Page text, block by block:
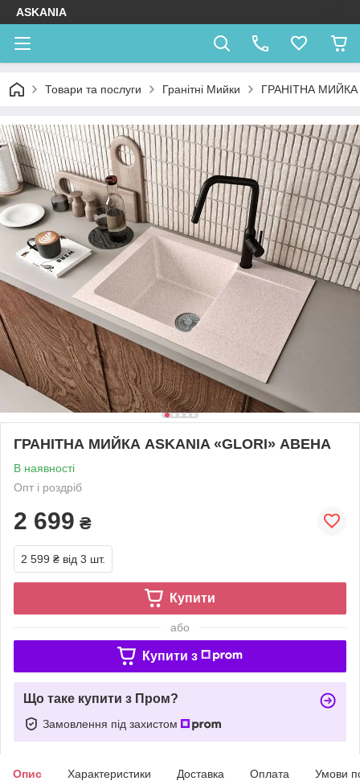
ASKANIA
Товари та послуги Гранітні Мийки ГРАНІТНА МИЙКА
ГРАНІТНА МИЙКА ASKANIA «GLORI» АВЕНА
В наявності
Опт і роздріб
2 699 ₴
2 599 ₴ від 3 шт.
Купити
або
Купити з
Що таке купити з Пром?
Замовлення під захистом
Опис Характеристики Доставка Оплата Умови